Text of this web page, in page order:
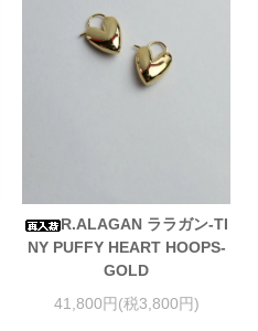
R.ALAGAN ララガン-TI
NY PUFFY HEART HOOPS-
GOLD
41,800円(税3,800円)